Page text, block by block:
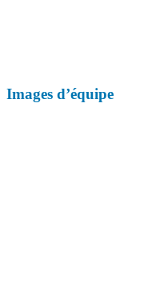
Images d’équipe